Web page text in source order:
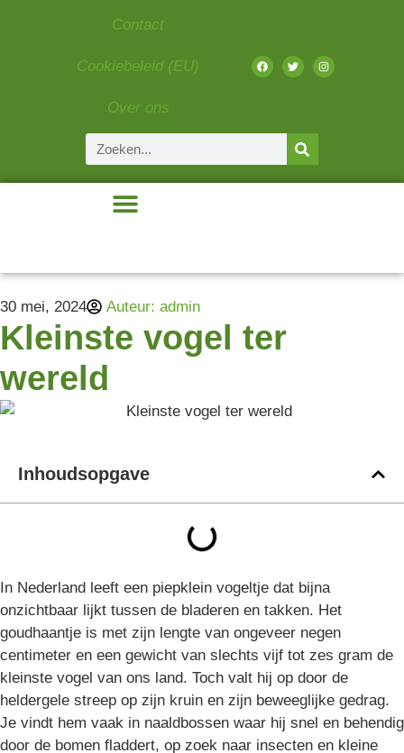
Contact
Cookiebeleid (EU)
Over ons
30 mei, 2024 Auteur: admin
Kleinste vogel ter
wereld
Inhoudsopgave
In Nederland leeft een piepklein vogeltje dat bijna
onzichtbaar lijkt tussen de bladeren en takken. Het
goudhaantje is met zijn lengte van ongeveer negen
centimeter en een gewicht van slechts vijf tot zes gram de
kleinste vogel van ons land. Toch valt hij op door de
heldergele streep op zijn kruin en zijn beweeglijke gedrag.
Je vindt hem vaak in naaldbossen waar hij snel en behendig
door de bomen fladdert, op zoek naar insecten en kleine